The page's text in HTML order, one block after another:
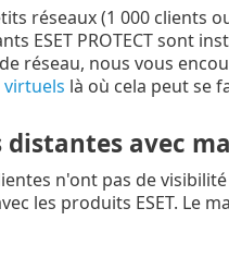
réseaux (1 000 clients
ESET PROTECT sont
réseau, nous vous
là où cela peut se
distantes avec
n'ont pas de
les produits ESET. Le